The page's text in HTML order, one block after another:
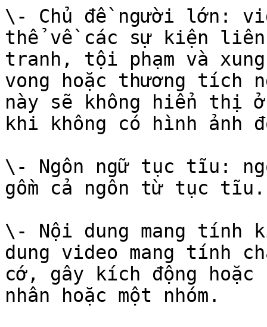
\- Chủ đề người lớn:
thể về các sự kiện liên
tranh, tội phạm và
vong hoặc thương tích
này sẽ không hiển thị
khi không có hình ảnh
\- Ngôn ngữ tục tĩu:
gồm cả ngôn từ tục tĩu.
\- Nội dung mang tính
dung video mang tính
cớ, gây kích động hoặc
nhân hoặc một nhóm.